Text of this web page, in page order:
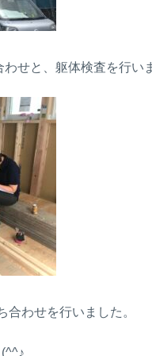
せと、躯体検査を行い
わせを行いました。